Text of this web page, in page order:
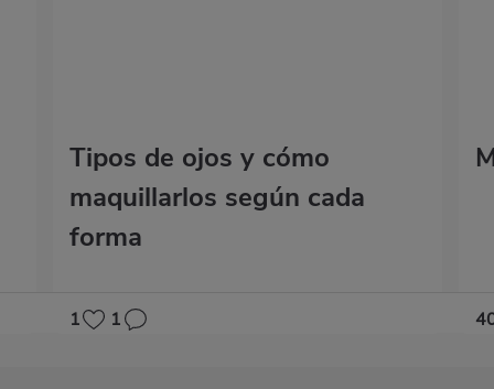
Tipos de ojos y cómo
maquillarlos según cada
forma
1 1